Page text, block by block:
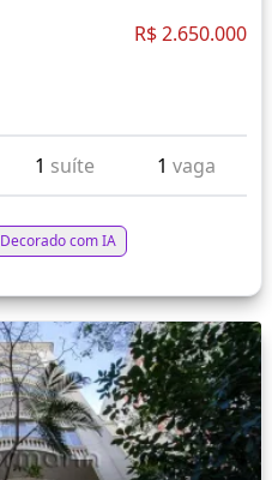
R$ 2.650.000
1 suíte 1 vaga
Decorado com IA